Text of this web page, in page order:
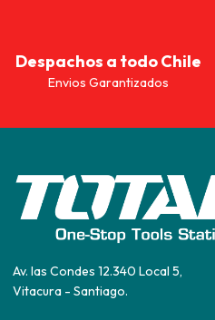
Despachos a todo Chile
Envios Garantizados
Av. las Condes 12.340 Local 5,
Vitacura - Santiago.